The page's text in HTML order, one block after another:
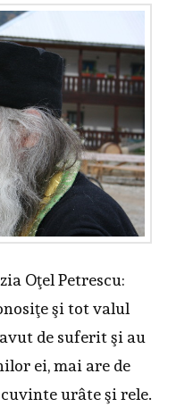
Oţel Petrescu:
şi tot valul
de suferit şi au
ei, mai are de
urâte şi rele.